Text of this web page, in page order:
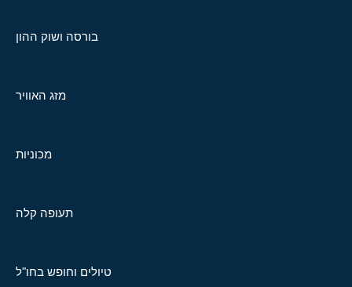
בורסה ושוק ההון
מזג האוויר
מכוניות
תעופה קלה
טיולים וחופש בחו"ל